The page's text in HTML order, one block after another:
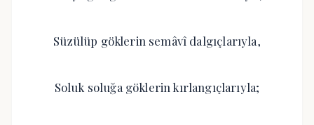
Süzülüp göklerin semâvî dalgıçlarıyla,
Soluk soluğa göklerin kırlangıçlarıyla;